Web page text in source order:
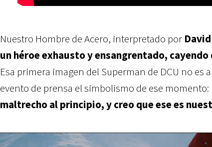
Nuestro Hombre de Acero, interpretado por
un héroe exhausto y ensangrentado,
Esa primera imagen del Superman de DCU no es
evento de prensa el simbolismo de ese momento:
maltrecho al principio, y creo que ese es